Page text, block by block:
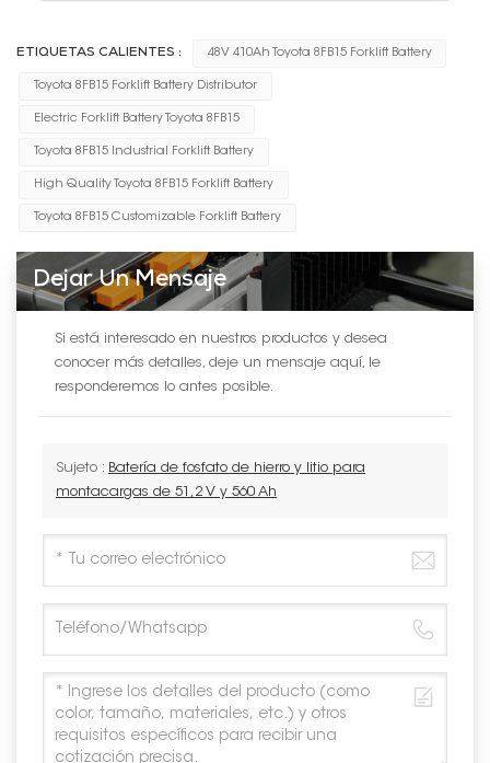
ETIQUETAS CALIENTES : 48V 410Ah Toyota 8FB15 Forklift Battery
Toyota 8FB15 Forklift Battery Distributor
Electric Forklift Battery Toyota 8FB15
Toyota 8FB15 Industrial Forklift Battery
High Quality Toyota 8FB15 Forklift Battery
Toyota 8FB15 Customizable Forklift Battery
Dejar Un Mensaje
Si está interesado en nuestros productos y desea
conocer más detalles, deje un mensaje aquí, le
responderemos lo antes posible.
Sujeto : Batería de fosfato de hierro y litio para
montacargas de 51,2 V y 560 Ah